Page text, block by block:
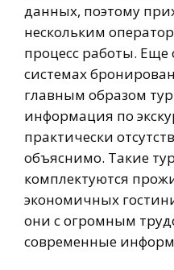
данных, поэтому
нескольким
процесс работы. Еще
системах
главным образом
информация по
практически
объяснимо. Такие
комплектуются
экономичных
они с огромным
современные